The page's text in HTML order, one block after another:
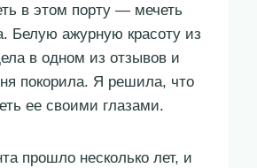
в этом порту — мечеть
Белую ажурную красоту из
в одном из отзывов и
покорила. Я решила, что
ее своими глазами.
прошло несколько лет, и